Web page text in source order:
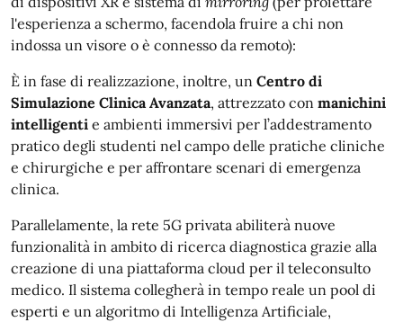
l'esperienza a schermo, facendola fruire a chi non
indossa un visore o è connesso da remoto):
È in fase di realizzazione, inoltre, un Centro di
Simulazione Clinica Avanzata, attrezzato con manichini
intelligenti e ambienti immersivi per l’addestramento
pratico degli studenti nel campo delle pratiche cliniche
e chirurgiche e per affrontare scenari di emergenza
clinica.
Parallelamente, la rete 5G privata abiliterà nuove
funzionalità in ambito di ricerca diagnostica grazie alla
creazione di una piattaforma cloud per il teleconsulto
medico. Il sistema collegherà in tempo reale un pool di
esperti e un algoritmo di Intelligenza Artificiale,